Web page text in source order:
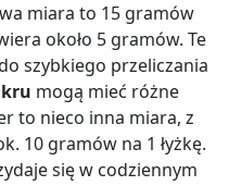
miara to 15 gramów
około 5 gramów. Te
szybkiego przeliczania
mogą mieć różne
to nieco inna miara, z
10 gramów na 1 łyżkę.
się w codziennym